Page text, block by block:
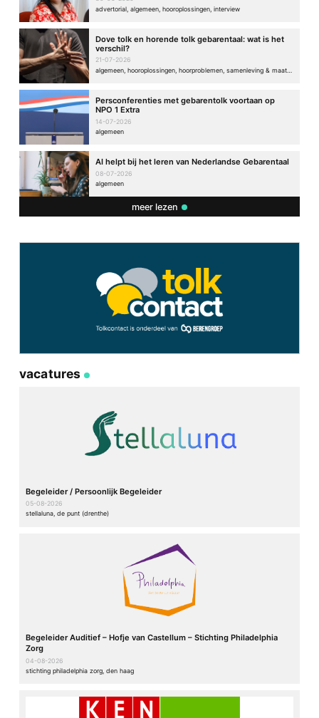
advertorial, algemeen, hooroplossingen, interview
Dove tolk en horende tolk gebarentaal: wat is het
verschil?
21-07-2026
Persconferenties met gebarentolk voortaan op
NPO 1 Extra
14-07-2026
algemeen
AI helpt bij het leren van Nederlandse Gebarentaal
08-07-2026
algemeen
meer lezen
vacatures
Begeleider / Persoonlijk Begeleider
05-08-2026
stellaluna, de punt (drenthe)
Begeleider Auditief – Hofje van Castellum – Stichting Philadelphia
Zorg
04-08-2026
stichting philadelphia zorg, den haag